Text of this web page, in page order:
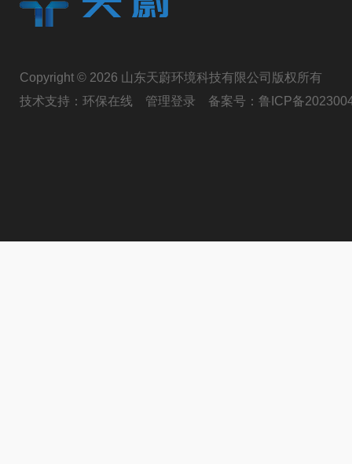
Copyright © 2026 山东天蔚环境科技有限公司版权所有
技术支持： 环保在线 管理登录 备案号： 鲁ICP备